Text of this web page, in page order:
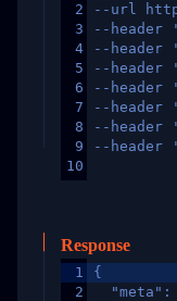
2
3
4
5
6
7
8
9
10
--url
--header
--header
--header
--header
--header
--header
--header
Response
1
2
{
"meta":